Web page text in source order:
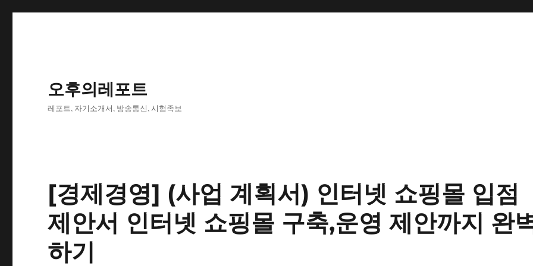
오후의레포트
레포트, 자기소개서, 방송통신, 시험족보
[경제경영] (사업 계획서) 인터넷 쇼핑몰 입점
제안서 인터넷 쇼핑몰 구축,운영 제안까지 완
하기